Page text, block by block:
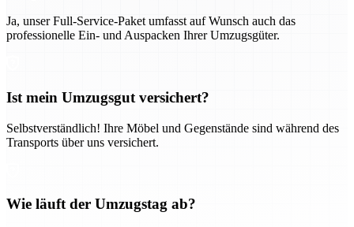
Ja, unser Full-Service-Paket umfasst auf Wunsch auch das
professionelle Ein- und Auspacken Ihrer Umzugsgüter.
Ist mein Umzugsgut versichert?
Selbstverständlich! Ihre Möbel und Gegenstände sind während des
Transports über uns versichert.
Wie läuft der Umzugstag ab?